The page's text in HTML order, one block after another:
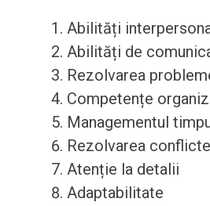
Abilități
Abilități de
Rezolvarea
Competențe
Managementul
Rezolvarea
Atenție la detalii
Adaptabilitate